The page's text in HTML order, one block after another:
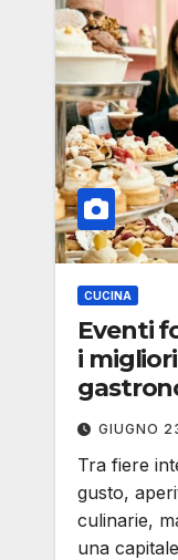
CUCINA
Eventi
i
GIUGNO
Tra fiere
gusto,
culinarie,
una